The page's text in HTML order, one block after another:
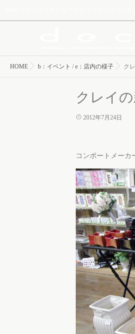
HOME b：イベント / e：店内の様子 ク
クレイ
2012年7月24日
コンポートメーカ